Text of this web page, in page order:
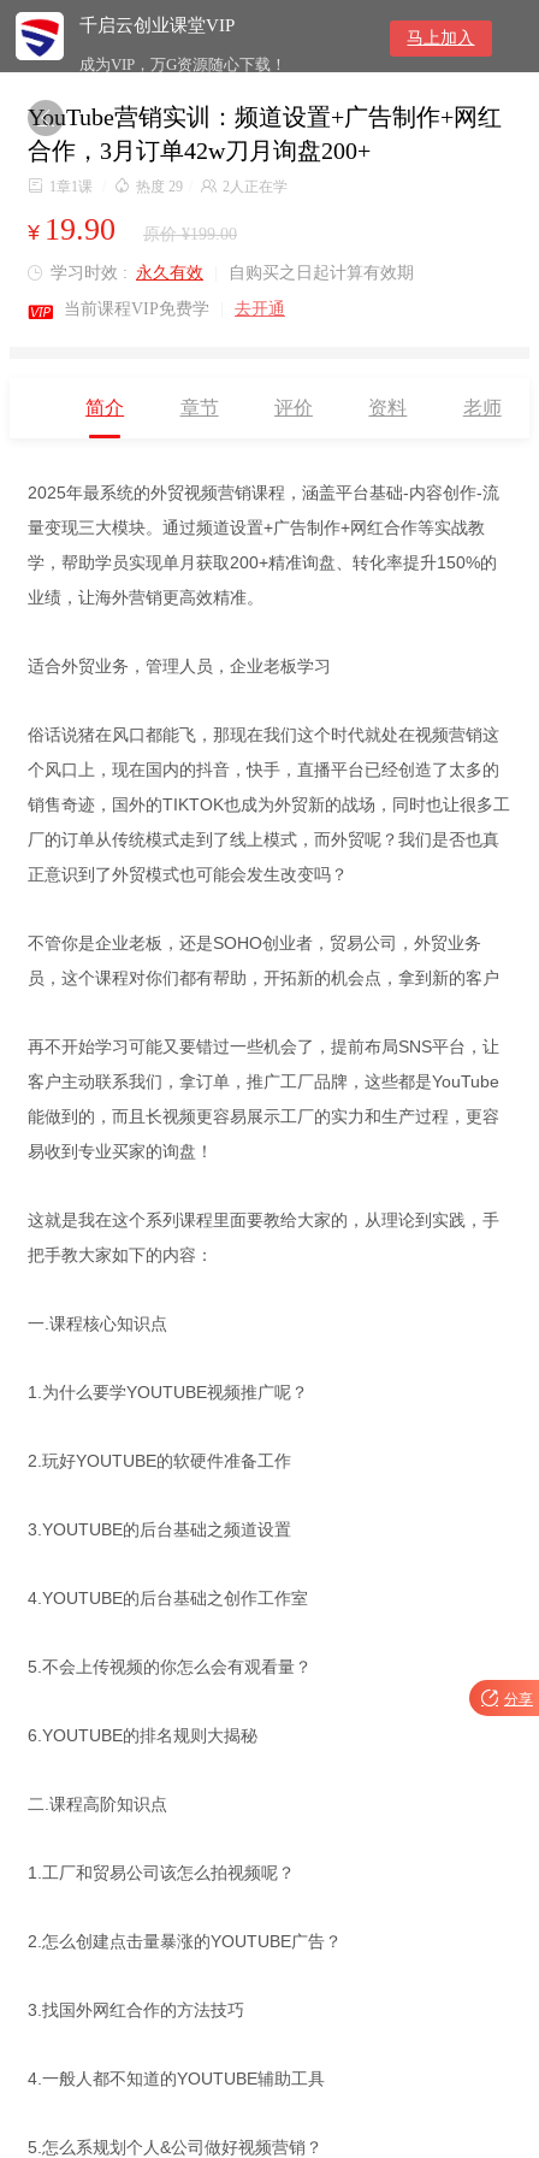
千启云创业课堂VIP
成为VIP，万G资源随心下载！
马上加入

YouTube营销实训：频道设置+广告制作+网红
合作，3月订单42w刀月询盘200+
 1章1课  热度 29  2人正在学
¥ 19.90 原价 ¥199.00
 学习时效 : 永久有效 自购买之日起计算有效期
 当前课程VIP免费学 去开通
简介 章节 评价 资料 老师
2025年最系统的外贸视频营销课程，涵盖平台基础-内容创作-流
量变现三大模块。通过频道设置+广告制作+网红合作等实战教
学，帮助学员实现单月获取200+精准询盘、转化率提升150%的
业绩，让海外营销更高效精准。
适合外贸业务，管理人员，企业老板学习
俗话说猪在风口都能飞，那现在我们这个时代就处在视频营销这
个风口上，现在国内的抖音，快手，直播平台已经创造了太多的
销售奇迹，国外的TIKTOK也成为外贸新的战场，同时也让很多工
厂的订单从传统模式走到了线上模式，而外贸呢？我们是否也真
正意识到了外贸模式也可能会发生改变吗？
不管你是企业老板，还是SOHO创业者，贸易公司，外贸业务
员，这个课程对你们都有帮助，开拓新的机会点，拿到新的客户
再不开始学习可能又要错过一些机会了，提前布局SNS平台，让
客户主动联系我们，拿订单，推广工厂品牌，这些都是YouTube
能做到的，而且长视频更容易展示工厂的实力和生产过程，更容
易收到专业买家的询盘！
这就是我在这个系列课程里面要教给大家的，从理论到实践，手
把手教大家如下的内容：
一.课程核心知识点
1.为什么要学YOUTUBE视频推广呢？
2.玩好YOUTUBE的软硬件准备工作
3.YOUTUBE的后台基础之频道设置
4.YOUTUBE的后台基础之创作工作室
5.不会上传视频的你怎么会有观看量？
6.YOUTUBE的排名规则大揭秘
二.课程高阶知识点
1.工厂和贸易公司该怎么拍视频呢？
2.怎么创建点击量暴涨的YOUTUBE广告？
3.找国外网红合作的方法技巧
4.一般人都不知道的YOUTUBE辅助工具
5.怎么系规划个人&公司做好视频营销？
 分享